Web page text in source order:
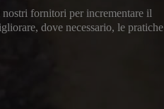
fornitori per incrementare il
dove necessario, le pratiche